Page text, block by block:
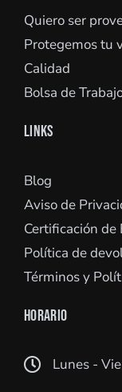
Quiero ser
Protegemos tu
Calidad
Bolsa de
LINKS
Blog
Aviso de
Certificación de
Política de
Términos y
HORARIO
Lunes -